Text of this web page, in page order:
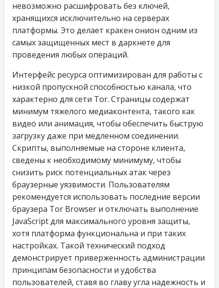
невозможно расшифровать без ключей,
хранящихся исключительно на серверах
платформы. Это делает кракен онион одним из
самых защищенных мест в даркнете для
проведения любых операций.
Интерфейс ресурса оптимизирован для работы с
низкой пропускной способностью канала, что
характерно для сети Tor. Страницы содержат
минимум тяжелого медиаконтента, такого как
видео или анимация, чтобы обеспечить быструю
загрузку даже при медленном соединении.
Скрипты, выполняемые на стороне клиента,
сведены к необходимому минимуму, чтобы
снизить риск потенциальных атак через
браузерные уязвимости. Пользователям
рекомендуется использовать последние версии
браузера Tor Browser и отключать выполнение
JavaScript для максимального уровня защиты,
хотя платформа функциональна и при таких
настройках. Такой технический подход
демонстрирует приверженность администрации
принципам безопасности и удобства
пользователей, ставя во главу угла надежность и